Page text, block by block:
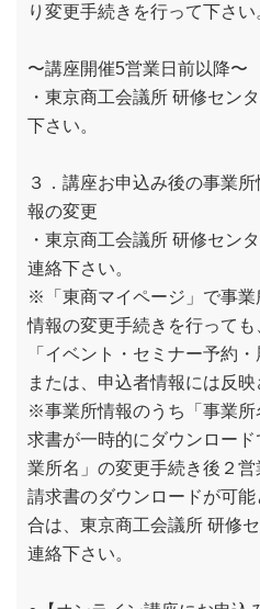
り変更手続きを行って下さい
〜講座開催5営業日前以降〜
・東京商工会議所 研修セン
下さい。
３．講座お申込み後の事業
報の変更
・東京商工会議所 研修セン
連絡下さい。
※「東商マイページ」で事
情報の変更手続きを行って
「イベント・セミナー予約
または、申込者情報には反映
※事業所情報のうち「事業
求書が一時的にダウンロー
業所名」の変更手続き後２営
請求書のダウンロードが可
合は、東京商工会議所 研修
連絡下さい。